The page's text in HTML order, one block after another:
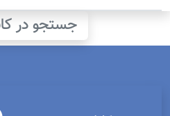
جستجو در